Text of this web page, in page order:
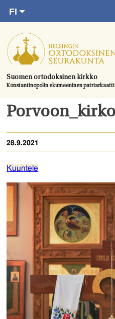
suoraan
sisältöön.
Suomen ortodoksinen kirkko
Konstantinopolin ekumeeninen patriarkaatti
FI
SV
EN
UA
Etusivu
Ajankohtaista
Juhlat & toimitukset
Kirkot
Tule mukaan
Hautausmaa
Yhteystiedot
28.9.2021
Kuuntele